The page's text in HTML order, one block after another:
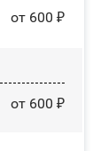
от 600 ₽
от 600 ₽